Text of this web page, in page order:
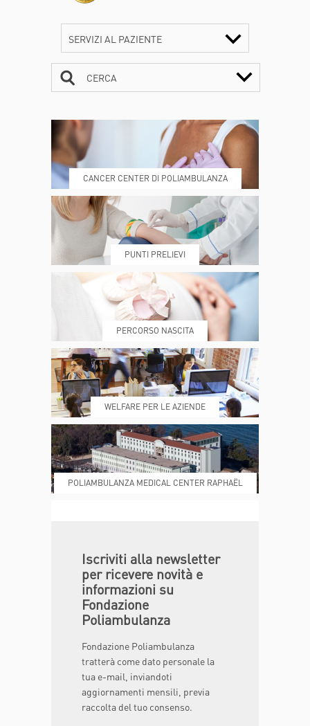
SERVIZI AL PAZIENTE
DOVE SIAMO ESAMI E VISITE
PRENOTA MY POLI
REFERTI REPARTI
DONA ORA MAGAZINE
CERCA
CANCER CENTER DI POLIAMBULANZA
PUNTI PRELIEVI
PERCORSO NASCITA
WELFARE PER LE AZIENDE
POLIAMBULANZA MEDICAL CENTER RAPHAËL
Iscriviti alla newsletter
per ricevere novità e
informazioni su
Fondazione
Poliambulanza
Fondazione Poliambulanza
tratterà come dato personale la
tua e-mail, inviandoti
aggiornamenti mensili, previa
raccolta del tuo consenso.